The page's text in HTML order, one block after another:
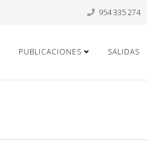
954 335 274
PUBLICACIONES SALIDAS